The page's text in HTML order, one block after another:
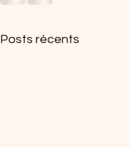
Posts récents